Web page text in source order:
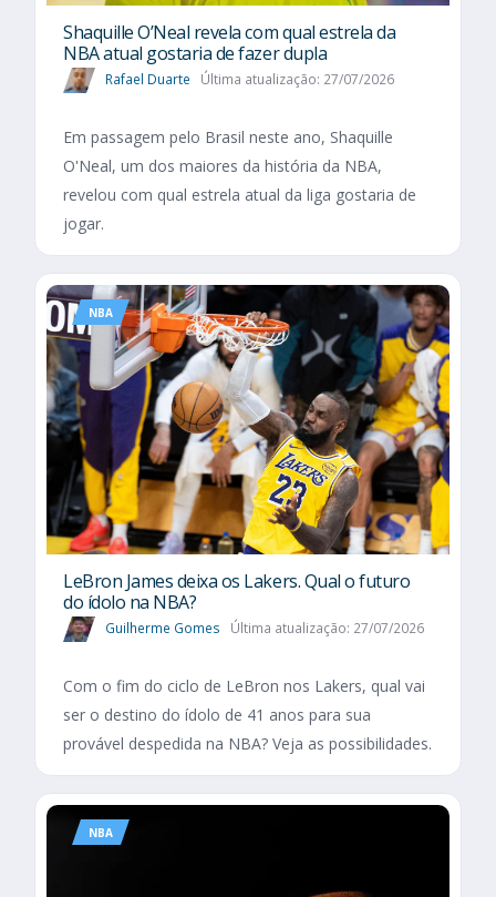
Shaquille O’Neal revela com qual estrela da
NBA atual gostaria de fazer dupla
Rafael Duarte Última atualização: 27/07/2026
Em passagem pelo Brasil neste ano, Shaquille
O'Neal, um dos maiores da história da NBA,
revelou com qual estrela atual da liga gostaria de
jogar.
NBA
LeBron James deixa os Lakers. Qual o futuro
do ídolo na NBA?
Guilherme Gomes Última atualização: 27/07/2026
Com o fim do ciclo de LeBron nos Lakers, qual vai
ser o destino do ídolo de 41 anos para sua
provável despedida na NBA? Veja as possibilidades.
NBA